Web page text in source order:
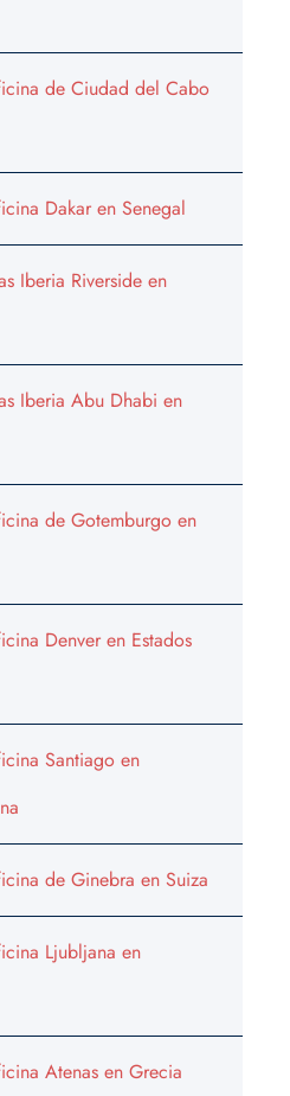
de Ciudad del Cabo
Dakar en Senegal
Iberia Riverside en
Iberia Abu Dhabi en
de Gotemburgo en
Denver en Estados
Santiago en
de Ginebra en Suiza
Ljubljana en
Atenas en Grecia